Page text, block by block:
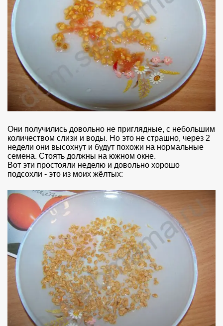
Они получились довольно не приглядные, с небольшим
количеством слизи и воды. Но это не страшно, через 2
недели они высохнут и будут похожи на нормальные
семена. Стоять должны на южном окне.
Вот эти простояли неделю и довольно хорошо
подсохли - это из моих жёлтых: